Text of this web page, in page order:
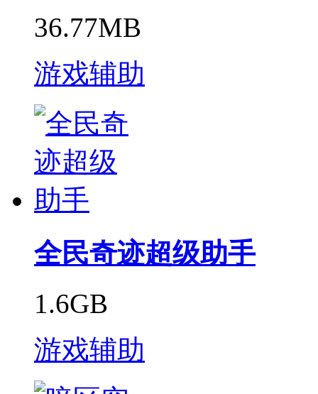
36.77MB
游戏辅助
全民奇迹超级助手
1.6GB
游戏辅助